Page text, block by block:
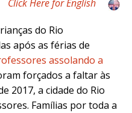
Click Here for English
do Rio
após as férias de
assolando a
forçados a faltar às
2017, a cidade do Rio
Famílias por toda a